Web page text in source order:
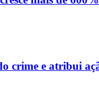
crime e atribui